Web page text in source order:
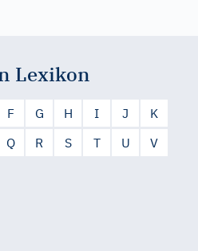
Lexikon
F G H I J
K
Q R S T U
V